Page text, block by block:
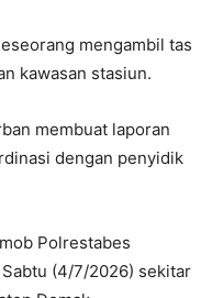
mengambil tas
kawasan stasiun.
membuat laporan
dengan penyidik
Polrestabes
(4/7/2026) sekitar